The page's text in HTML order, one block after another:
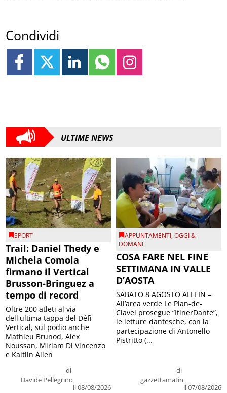
Condividi
ULTIME NEWS
SPORT
Trail: Daniel Thedy e
Michela Comola
firmano il Vertical
Brusson-Bringuez a
tempo di record
di
Davide Pellegrino
il 08/08/2026
Oltre 200 atleti al via
dell'ultima tappa del Défì
Vertical, sul podio anche
Mathieu Brunod, Alex
Noussan, Miriam Di Vincenzo
e Kaitlin Allen
APPUNTAMENTI,OGGI &
DOMANI
COSA FARE NEL FINE
SETTIMANA IN VALLE
D’AOSTA
di
gazzettamatin
il 07/08/2026
SABATO 8 AGOSTO ALLEIN –
All’area verde Le Plan-de-
Clavel prosegue “ItinerDante”,
le letture dantesche, con la
partecipazione di Antonello
Pistritto (...